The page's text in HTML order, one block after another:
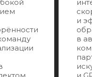
и
в